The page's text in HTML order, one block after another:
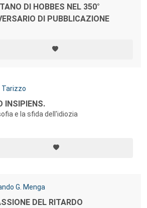
DI HOBBES NEL 350°
DI PUBBLICAZIONE
Tarizzo
INSIPIENS.
e la sfida dell'idiozia
G. Menga
DEL RITARDO